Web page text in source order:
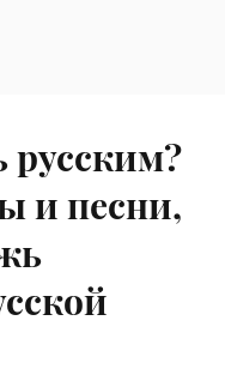
русским?
и песни,